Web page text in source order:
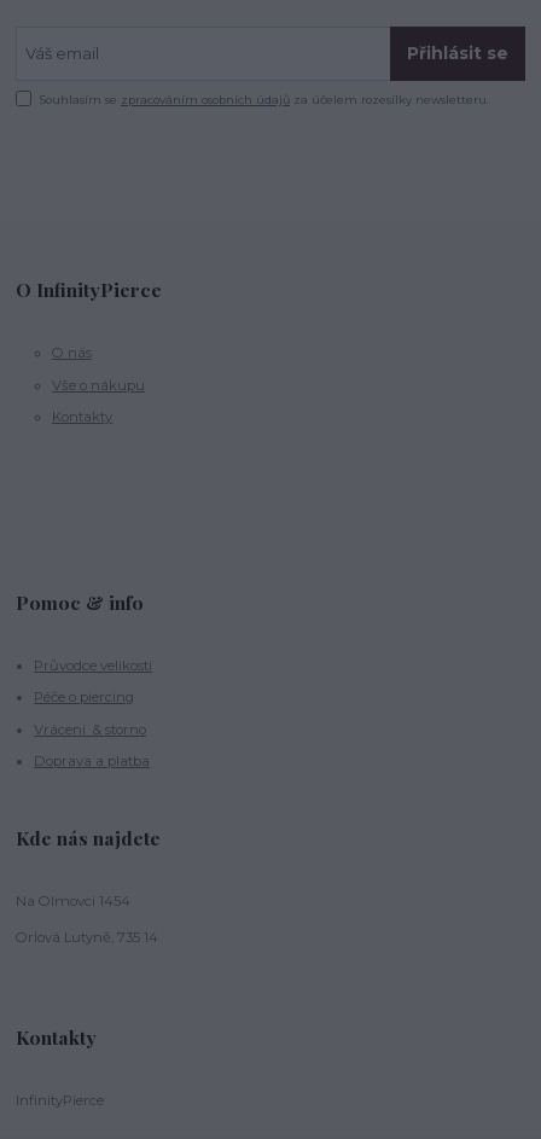
Přihlásit se
Souhlasím se zpracováním osobních údajů za účelem rozesílky newsletteru.
O InfinityPierce
O nás
Vše o nákupu
Kontakty
Pomoc & info
Průvodce velikostí
Péče o piercing
Vrácení & storno
Doprava a platba
Kde nás najdete
Na Olmovci 1454
Orlová Lutyně, 735 14
Kontakty
InfinityPierce